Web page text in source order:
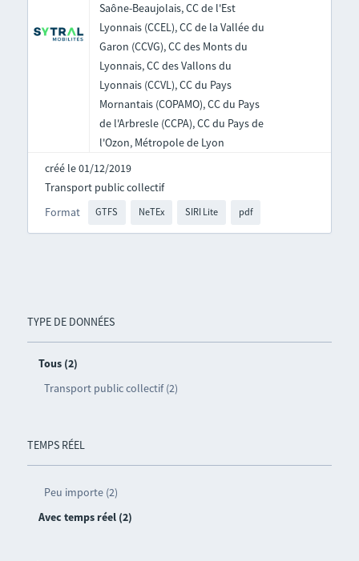
TYPE DE DONNÉES
Tous (2)
Transport public collectif (2)
TEMPS RÉEL
Peu importe (2)
Avec temps réel (2)
Saône-Beaujolais, CC de l'Est
Lyonnais (CCEL), CC de la Vallée du
Garon (CCVG), CC des Monts du
Lyonnais, CC des Vallons du
Lyonnais (CCVL), CC du Pays
Mornantais (COPAMO), CC du Pays
de l'Arbresle (CCPA), CC du Pays de
l'Ozon, Métropole de Lyon
créé le 01/12/2019
Format GTFS NeTEx SIRI Lite pdf
Transport public collectif